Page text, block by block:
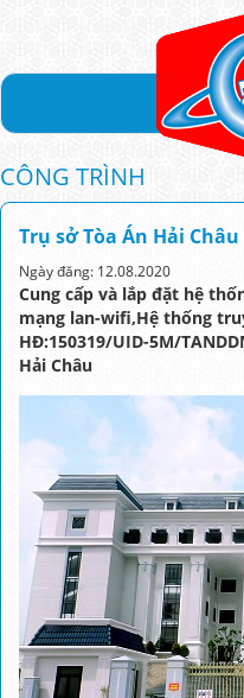
CÔNG TRÌNH
Trụ sở Tòa Án Hải Châu
Ngày đăng: 12.08.2020
Cung cấp và lắp đặt hệ
mạng lan-wifi,Hệ thống
HĐ:150319/UID-5M/
Hải Châu